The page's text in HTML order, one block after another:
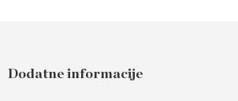
Dodatne informacije